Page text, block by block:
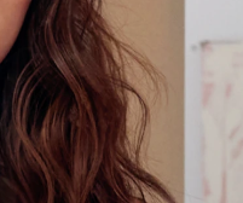
我的地址
我的訂閱
繁體中文
預計送達日期09/08/2026